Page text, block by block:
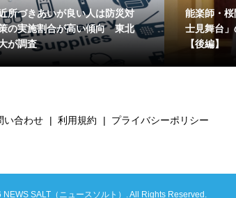
所づきあいが良い人は防災対
の実施割合が高い傾向 東北
が調査
能楽師・
士見舞台
【後編】
い合わせ 利用規約 プライバシーポリシー
NEWS SALT（ニュースソルト）. All Rights Reserved.